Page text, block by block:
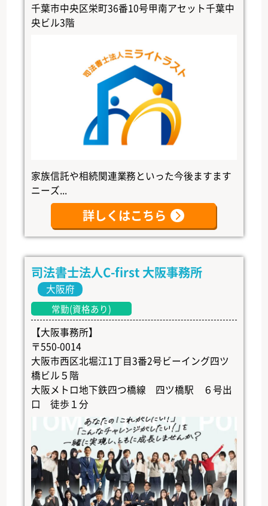
千葉市中央区栄町36番10号甲南アセット千葉中
央ビル3階
家族信託や相続関連業務といった今後ますます
ニーズ...
詳しくはこちら
司法書士法人C-first 大阪事務所
大阪府
常勤(資格あり)
【大阪事務所】
〒550-0014
大阪市西区北堀江1丁目3番2号ビーイング四ツ
橋ビル５階
大阪メトロ地下鉄四つ橋線 四ツ橋駅 ６号出
口 徒歩１分